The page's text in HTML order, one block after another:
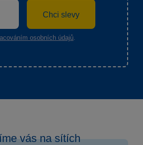
Chci slevy
osobních údajů.
vás na sítích